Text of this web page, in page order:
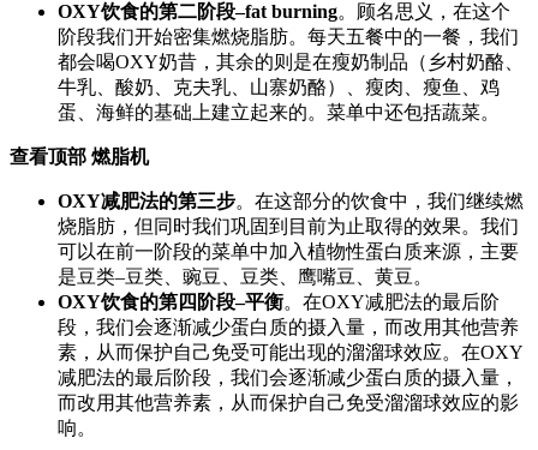
OXY饮食的第二阶段–fat burning。顾名思义，在这个
阶段我们开始密集燃烧脂肪。每天五餐中的一餐，我们
都会喝OXY奶昔，其余的则是在瘦奶制品（乡村奶酪、
牛乳、酸奶、克夫乳、山寨奶酪）、瘦肉、瘦鱼、鸡
蛋、海鲜的基础上建立起来的。菜单中还包括蔬菜。
查看顶部 燃脂机
OXY减肥法的第三步。在这部分的饮食中，我们继续燃
烧脂肪，但同时我们巩固到目前为止取得的效果。我们
可以在前一阶段的菜单中加入植物性蛋白质来源，主要
是豆类–豆类、豌豆、豆类、鹰嘴豆、黄豆。
OXY饮食的第四阶段–平衡。在OXY减肥法的最后阶
段，我们会逐渐减少蛋白质的摄入量，而改用其他营养
素，从而保护自己免受可能出现的溜溜球效应。在OXY
减肥法的最后阶段，我们会逐渐减少蛋白质的摄入量，
而改用其他营养素，从而保护自己免受溜溜球效应的影
响。